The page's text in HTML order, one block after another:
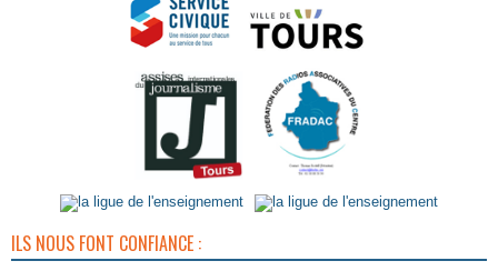
ILS NOUS FONT CONFIANCE :